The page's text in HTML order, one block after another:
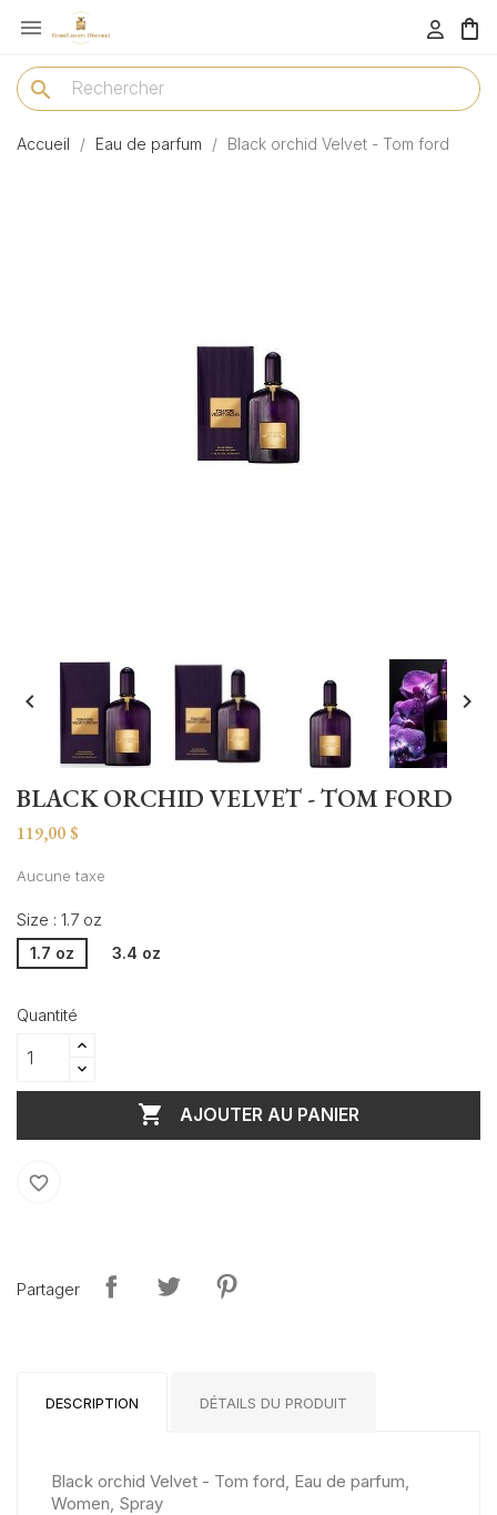
menu 
search
Accueil Eau de parfum Black orchid Velvet - Tom ford
 
BLACK ORCHID VELVET - TOM FORD
119,00 $
Aucune taxe
Size : 1.7 oz
1.7 oz 3.4 oz
Quantité
 AJOUTER AU PANIER
favorite_border
Partager
DESCRIPTION DÉTAILS DU PRODUIT
Black orchid Velvet - Tom ford, Eau de parfum,
Women, Spray